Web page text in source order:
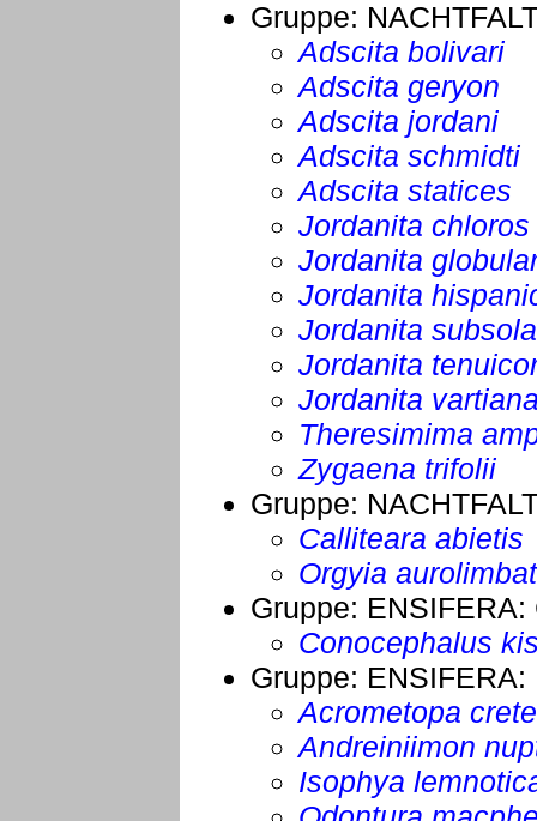
Gruppe:
Adscita bolivari
Adscita geryon
Adscita jordani
Adscita schmidti
Adscita statices
Jordanita chloros
Jordanita
Jordanita
Jordanita
Jordanita
Jordanita
Theresimima
Zygaena trifolii
Gruppe:
Calliteara abietis
Orgyia
Gruppe: ENSIFERA:
Conocephalus
Gruppe: ENSIFERA:
Acrometopa
Andreiniimon
Isophya